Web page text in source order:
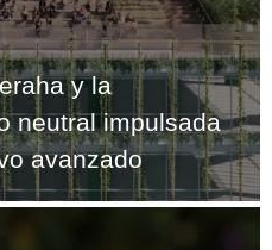
y la
neutral impulsada
avanzado